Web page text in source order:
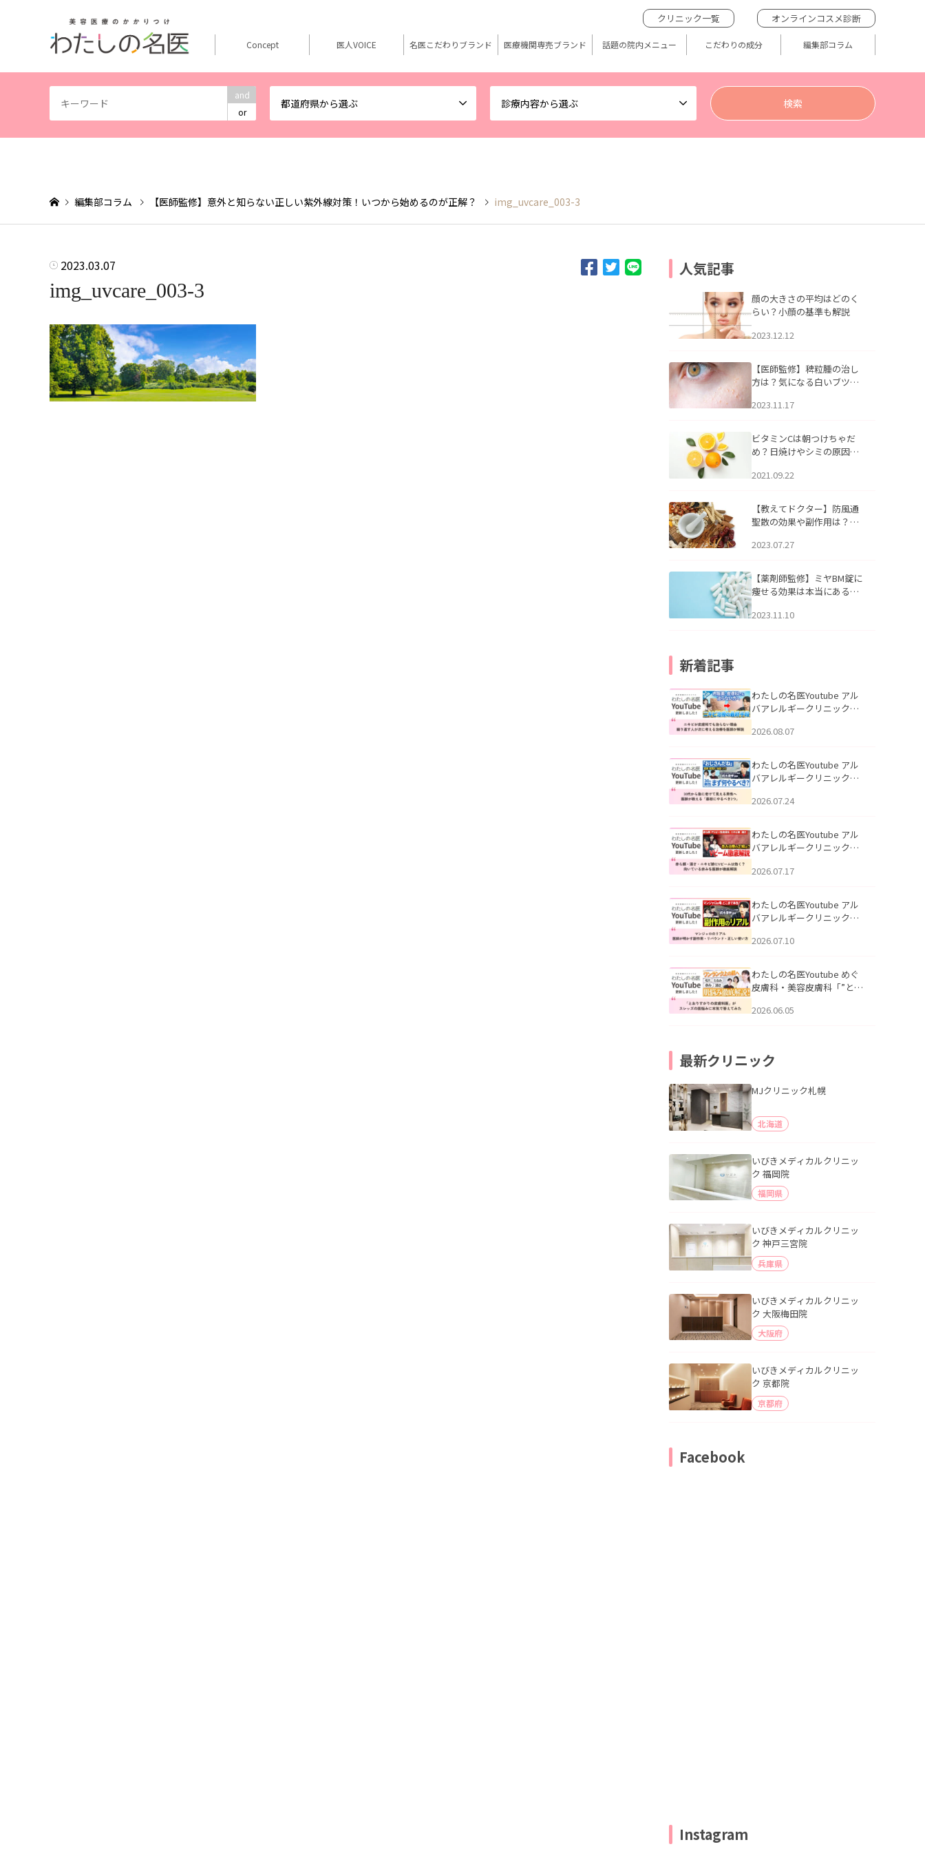
and
or
都道府県から選ぶ 診療内容から選ぶ
クリニック一覧 オンラインコスメ診断
Concept 医人VOICE 名医こだわりブランド 医療機関専売ブランド 話題の院内メニュー こだわりの成分 編集部コラム
編集部コラム 【医師監修】意外と知らない正しい紫外線対策！いつから始めるのが正解？ img_uvcare_003-3
2023.03.07
img_uvcare_003-3
人気記事
顔の大きさの平均はどのく
らい？小顔の基準も解説
2023.12.12
【医師監修】稗粒腫の治し
方は？気になる白いブツブ
アについて
2023.11.17
ビタミンCは朝つけちゃだ
め？日焼けやシミの原因に
2021.09.22
【教えてドクター】防風通
聖散の効果や副作用は？長
2023.07.27
【薬剤師監修】ミヤBM錠に
痩せる効果は本当にある
2023.11.10
新着記事
わたしの名医Youtube アル
バアレルギークリニック札
らない理由｜繰り返す人が
説」を公開いたしました。
2026.08.07
わたしの名医Youtube アル
バアレルギークリニック札
える男性へ｜医師が教える
公開いたしました。
2026.07.24
わたしの名医Youtube アル
バアレルギークリニック札
跡にVビームは効く？向いて
説」を公開いたしました。
2026.07.17
わたしの名医Youtube アル
バアレルギークリニック札
医師が明かす副作用・リバ
公開いたしました。
2026.07.10
わたしの名医Youtube めぐ
皮膚科・美容皮膚科「”とお
ッズの肌悩みに本気で答え
2026.06.05
最新クリニック
MJクリニック札幌
北海道
いびきメディカルクリニッ
ク 福岡院
福岡県
いびきメディカルクリニッ
ク 神戸三宮院
兵庫県
いびきメディカルクリニッ
ク 大阪梅田院
大阪府
いびきメディカルクリニッ
ク 京都院
京都府
Facebook
Instagram